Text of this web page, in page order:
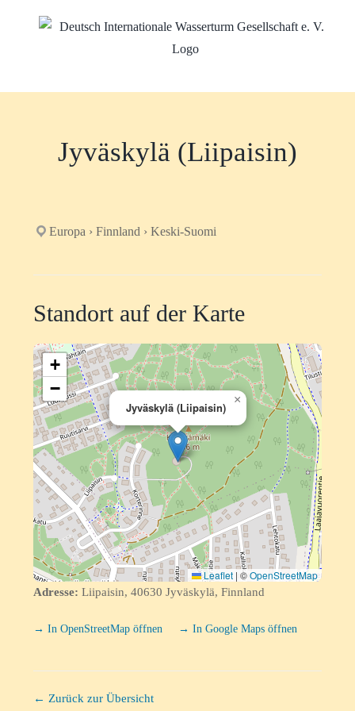
Jyväskylä (Liipaisin)
Europa › Finnland › Keski-Suomi
Standort auf der Karte
Jyväskylä (Liipaisin)
×
+
−
Leaflet | ©OpenStreetMap
Adresse: Liipaisin, 40630 Jyväskylä, Finnland
→ In OpenStreetMap öffnen → In Google Maps öffnen
← Zurück zur Übersicht